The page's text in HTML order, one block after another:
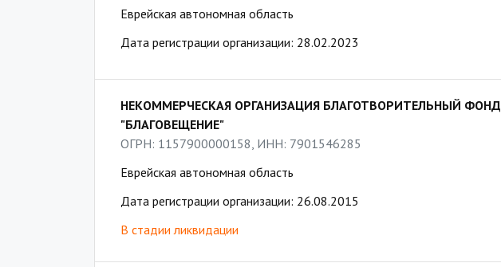
Еврейская автономная область
Дата регистрации организации: 28.02.2023
НЕКОММЕРЧЕСКАЯ ОРГАНИЗАЦИЯ БЛАГОТВОРИТЕЛЬНЫЙ ФОНД
"БЛАГОВЕЩЕНИЕ"
ОГРН: 1157900000158, ИНН: 7901546285
Еврейская автономная область
Дата регистрации организации: 26.08.2015
В стадии ликвидации